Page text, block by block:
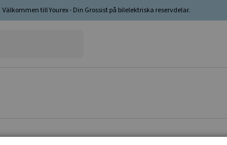
Välkommen till Yourex - Din Grossist på bilelektriska reservdelar.